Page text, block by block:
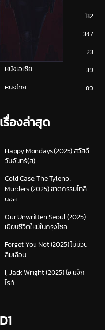
132
หนังฝรั่ง
347
23
หนังเอเชีย
39
หนังไทย
89
เรื่องล่าสุด
Happy Mondays (2025) สวัสดี
วันจันทร์(ส)
Cold Case: The Tylenol
Murders (2025) ฆาตกรรมไทลิ
นอล
Our Unwritten Seoul (2025)
เขียนชีวิตใหม่ในกรุงโซล
Forget You Not (2025) ไม่มีวัน
ลืมเลือน
I, Jack Wright (2025) ไอ แจ็ก
ไรท์
D1